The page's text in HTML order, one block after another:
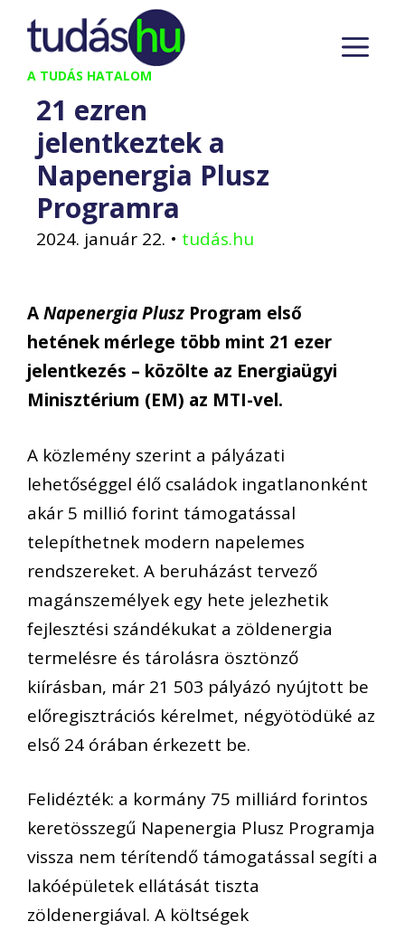
Kilépés
tartalomba
A TUDÁS HATALOM
21 ezren
jelentkeztek a
Napenergia Plusz
Programra
2024. január 22. • tudás.hu
ANapenergia Plusz Program első
hetének mérlege több mint 21 ezer
jelentkezés – közölte az Energiaügyi
Minisztérium (EM) az MTI-vel.
A közlemény szerint a pályázati
lehetőséggel élő családok ingatlanonként
akár 5 millió forint támogatással
telepíthetnek modern napelemes
rendszereket. A beruházást tervező
magánszemélyek egy hete jelezhetik
fejlesztési szándékukat a zöldenergia
termelésre és tárolásra ösztönző
kiírásban, már 21 503 pályázó nyújtott be
előregisztrációs kérelmet, négyötödüké az
első 24 órában érkezett be.
Felidézték: a kormány 75 milliárd forintos
keretösszegű Napenergia Plusz Programja
vissza nem térítendő támogatással segíti a
lakóépületek ellátását tiszta
zöldenergiával. A költségek